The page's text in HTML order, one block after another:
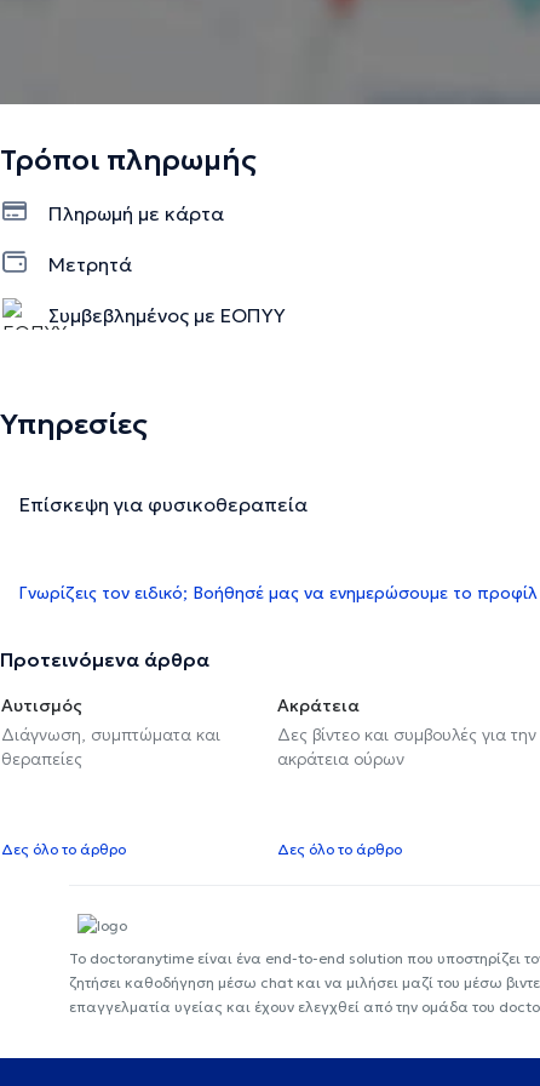
Τρόποι πληρωμής
Πληρωμή με κάρτα
Μετρητά
Συμβεβλημένος με ΕΟΠΥΥ
Υπηρεσίες
Επίσκεψη για φυσικοθεραπεία
Γνωρίζεις τον ειδικό; Βοήθησέ μας να ενημερώσουμε το
Προτεινόμενα άρθρα
Αυτισμός
Διάγνωση, συμπτώματα και
θεραπείες
Δες όλο το άρθρο
Ακράτεια
Δες βίντεο και συμβουλές για την
ακράτεια ούρων
Δες όλο το άρθρο
Το doctoranytime είναι ένα end-to-end solution που υποστηρίζει
ζητήσει καθοδήγηση μέσω chat και να μιλήσει μαζί του μέσω
επαγγελματία υγείας και έχουν ελεγχθεί από την ομάδα του